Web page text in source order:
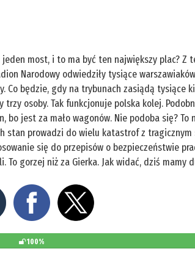
most, i to ma być ten największy plac? Z
Narodowy odwiedziły tysiące
Co będzie, gdy na trybunach zasiądą tysiące
osoby. Tak funkcjonuje polska kolej.
bo jest za mało wagonów. Nie podoba się? To
stan prowadzi do wielu katastrof z tragicznym
się do przepisów o bezpieczeństwie
gorzej niż za Gierka. Jak widać, dziś mamy
100%